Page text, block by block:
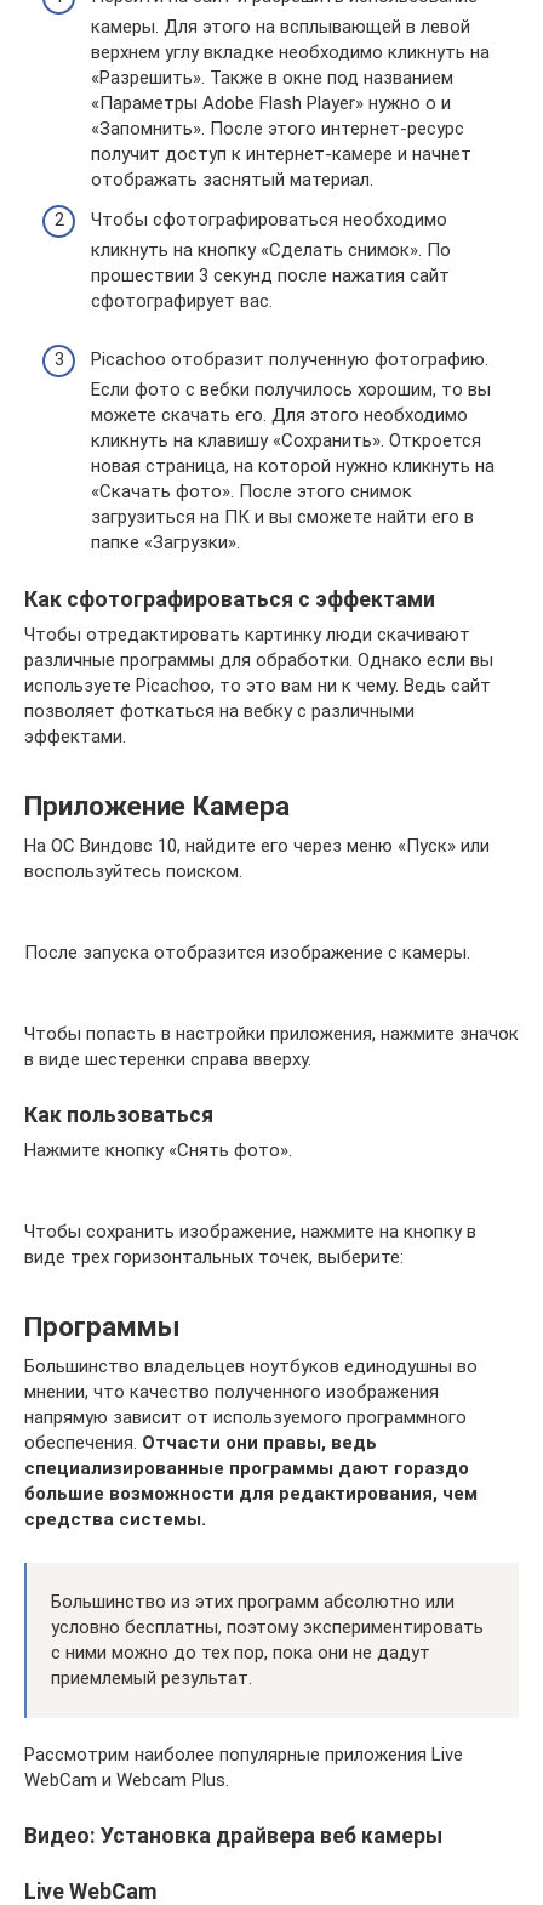
камеры. Для этого на всплывающей в левой
верхнем углу вкладке необходимо кликнуть на
«Разрешить». Также в окне под названием
«Параметры Adobe Flash Player» нужно о и
«Запомнить». После этого интернет-ресурс
получит доступ к интернет-камере и начнет
отображать заснятый материал.
Чтобы сфотографироваться необходимо
кликнуть на кнопку «Сделать снимок». По
прошествии 3 секунд после нажатия сайт
сфотографирует вас.
Picachoo отобразит полученную фотографию.
Если фото с вебки получилось хорошим, то вы
можете скачать его. Для этого необходимо
кликнуть на клавишу «Сохранить». Откроется
новая страница, на которой нужно кликнуть на
«Скачать фото». После этого снимок
загрузиться на ПК и вы сможете найти его в
папке «Загрузки».
Как сфотографироваться с эффектами
Чтобы отредактировать картинку люди скачивают
различные программы для обработки. Однако если вы
используете Picachoo, то это вам ни к чему. Ведь сайт
позволяет фоткаться на вебку с различными
эффектами.
Приложение Камера
На ОС Виндовс 10, найдите его через меню «Пуск» или
воспользуйтесь поиском.
После запуска отобразится изображение с камеры.
Чтобы попасть в настройки приложения, нажмите значок
в виде шестеренки справа вверху.
Как пользоваться
Нажмите кнопку «Снять фото».
Чтобы сохранить изображение, нажмите на кнопку в
виде трех горизонтальных точек, выберите:
Программы
Большинство владельцев ноутбуков единодушны во
мнении, что качество полученного изображения
напрямую зависит от используемого программного
обеспечения. Отчасти они правы, ведь
специализированные программы дают гораздо
большие возможности для редактирования, чем
средства системы.
Большинство из этих программ абсолютно или
условно бесплатны, поэтому экспериментировать
с ними можно до тех пор, пока они не дадут
приемлемый результат.
Рассмотрим наиболее популярные приложения Live
WebCam и Webcam Plus.
Видео: Установка драйвера веб камеры
Live WebCam